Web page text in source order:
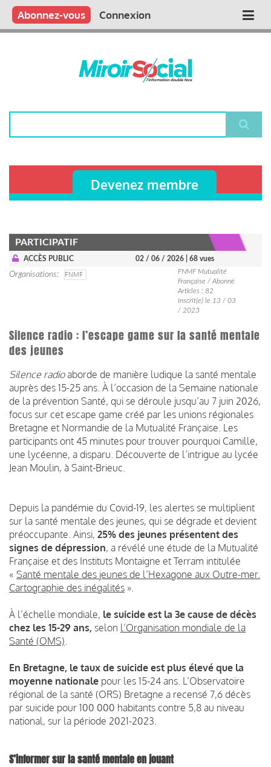
Aller
contenu
Main
Qui sommes nous ?
Vous publiez
Nous publions
Contactez-nous
Abonnez-vous Connexion
Devenez membre
PARTICIPATIF
ACCÈS PUBLIC 02 / 06 / 2026 | 68 vues
Organisations FNMF
FNMF Mutualité
Française / Abonné
Articles : 82
Inscrit(e) le 13 / 03
/ 2023
Silence radio : l’escape game sur la santé mentale
des jeunes
Silence radioaborde de manière ludique la santé mentale
auprès des 15-25 ans. À l’occasion de la Semaine nationale
de la prévention Santé, qui se déroule jusqu’au 7 juin 2026,
focus sur cet escape game créé par les unions régionales
Bretagne et Normandie de la Mutualité Française. Les
participants ont 45 minutes pour trouver pourquoi Camille,
une lycéenne, a disparu. Découverte de l’intrigue au lycée
Jean Moulin, à Saint-Brieuc.
Depuis la pandémie du Covid-19, les alertes se multiplient
sur la santé mentale des jeunes, qui se dégrade et devient
préoccupante. Ainsi, 25% des jeunes présentent des
signes de dépression, a révélé une étude de la Mutualité
Française et des Instituts Montaigne et Terram intitulée
« Santé mentale des jeunes de l’Hexagone aux Outre-mer.
Cartographie des inégalités ».
À l’échelle mondiale, le suicide est la 3e cause de décès
chez les 15-29 ans, selon l’Organisation mondiale de la
Santé (OMS)
En Bretagne, le taux de suicide est plus élevé que la
moyenne nationale pour les 15-24 ans. L’Observatoire
régional de la santé (ORS) Bretagne a recensé 7,6 décès
par suicide pour 100 000 habitants contre 5,8 au niveau
national, sur la période 2021-2023.
S’informer sur la santé mentale en jouant